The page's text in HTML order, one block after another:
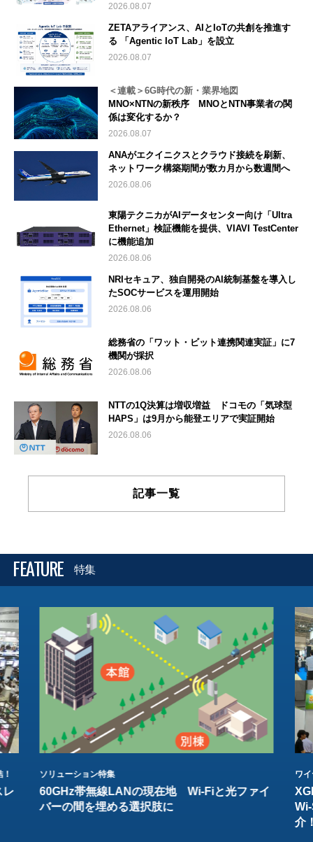
2026.08.07
ZETAアライアンス、AIとIoTの共創を推進す
る 「Agentic IoT Lab」を設立
2026.08.07
＜連載＞6G時代の新・業界地図
MNO×NTNの新秩序 MNOとNTN事業者の関
係は変化するか？
2026.08.07
ANAがエクイニクスとクラウド接続を刷新、
ネットワーク構築期間が数カ月から数週間へ
2026.08.06
東陽テクニカがAIデータセンター向け「Ultra
Ethernet」検証機能を提供、VIAVI TestCenter
に機能追加
2026.08.06
NRIセキュア、独自開発のAI統制基盤を導入し
たSOCサービスを運用開始
2026.08.06
総務省の「ワット・ビット連携関連実証」に7
機関が採択
2026.08.06
NTTの1Q決算は増収増益 ドコモの「気球型
HAPS」は9月から能登エリアで実証開始
2026.08.06
記事一覧
FEATURE 特集
レ
ソリューション特集
60GHz帯無線LANの現在地 Wi-Fiと光ファイ
バーの間を埋める選択肢に
ワ
介